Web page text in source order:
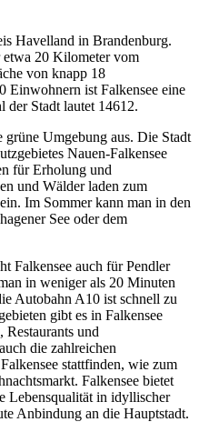
Havelland in Brandenburg.
20 Kilometer vom
von knapp 18
Einwohnern ist Falkensee eine
der Stadt lautet 14612.
grüne Umgebung aus. Die Stadt
Nauen-Falkensee
für Erholung und
und Wälder laden zum
Im Sommer kann man in den
See oder dem
Falkensee auch für Pendler
in weniger als 20 Minuten
Autobahn A10 ist schnell zu
gibt es in Falkensee
und
die zahlreichen
stattfinden, wie zum
Falkensee bietet
Lebensqualität in idyllischer
Anbindung an die Hauptstadt.